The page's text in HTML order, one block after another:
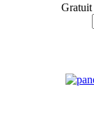
Gratuit